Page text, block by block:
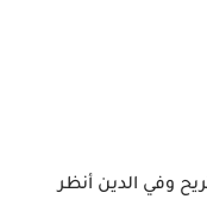
وفي الدين أنظر